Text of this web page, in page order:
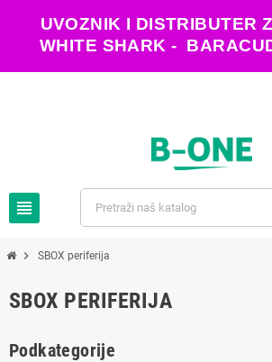
UVOZNIK I DISTRIBUTER
WHITE SHARK -
view_headline
chevron_right SBOX periferija
SBOX PERIFERIJA
Podkategorije